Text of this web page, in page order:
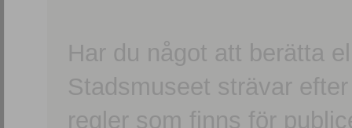
Har du något att berätta
Stadsmuseet strävar
regler som finns för